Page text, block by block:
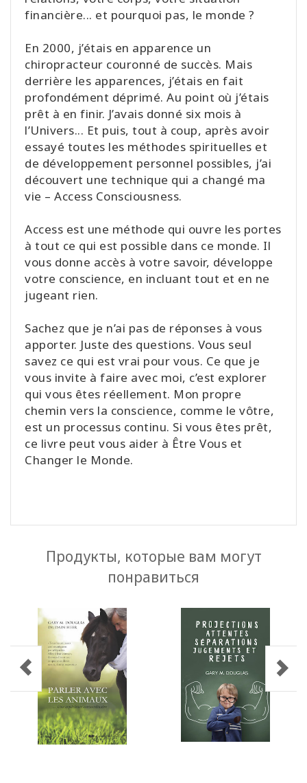
financière... et pourquoi pas, le monde ?
En 2000, j’étais en apparence un
chiropracteur couronné de succès. Mais
derrière les apparences, j’étais en fait
profondément déprimé. Au point où j’étais
prêt à en finir. J’avais donné six mois à
l’Univers... Et puis, tout à coup, après avoir
essayé toutes les méthodes spirituelles et
de développement personnel possibles, j’ai
découvert une technique qui a changé ma
vie – Access Consciousness.
Access est une méthode qui ouvre les portes
à tout ce qui est possible dans ce monde. Il
vous donne accès à votre savoir, développe
votre conscience, en incluant tout et en ne
jugeant rien.
Sachez que je n’ai pas de réponses à vous
apporter. Juste des questions. Vous seul
savez ce qui est vrai pour vous. Ce que je
vous invite à faire avec moi, c’est explorer
qui vous êtes réellement. Mon propre
chemin vers la conscience, comme le vôtre,
est un processus continu. Si vous êtes prêt,
ce livre peut vous aider à Être Vous et
Changer le Monde.
Продукты, которые вам могут
понравиться